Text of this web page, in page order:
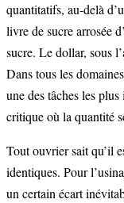
quantitatifs, au-delà
livre de sucre arrosée
sucre. Le dollar, sous
Dans tous les
une des tâches les
critique où la quantité
Tout ouvrier sait qu’il
identiques. Pour
un certain écart